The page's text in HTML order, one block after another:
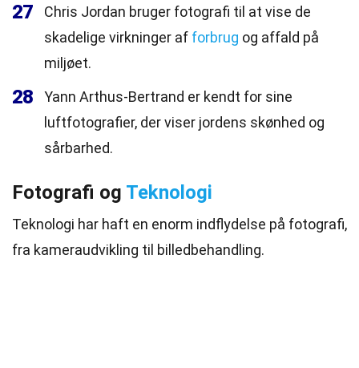
27
Chris Jordan bruger fotografi til at vise de
skadelige virkninger af forbrug og affald på
miljøet.
28
Yann Arthus-Bertrand er kendt for sine
luftfotografier, der viser jordens skønhed og
sårbarhed.
Fotografi og Teknologi
Teknologi har haft en enorm indflydelse på fotografi,
fra kameraudvikling til billedbehandling.